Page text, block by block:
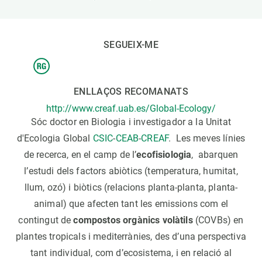
SEGUEIX-ME
ENLLAÇOS RECOMANATS
http://www.creaf.uab.es/Global-Ecology/
Sóc doctor en Biologia i investigador a la Unitat
d'Ecologia Global CSIC-CEAB-CREAF. Les meves línies
de recerca, en el camp de l’ecofisiologia, abarquen
l’estudi dels factors abiòtics (temperatura, humitat,
llum, ozó) i biòtics (relacions planta-planta, planta-
animal) que afecten tant les emissions com el
contingut de compostos orgànics volàtils(COVBs) en
plantes tropicals i mediterrànies, des d’una perspectiva
tant individual, com d’ecosistema, i en relació al